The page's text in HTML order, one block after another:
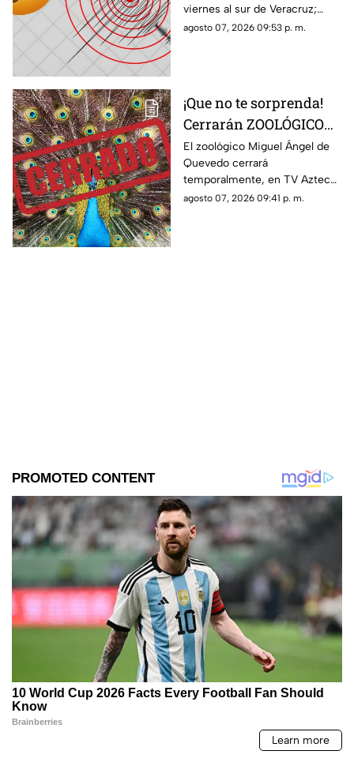
fue la magnitud y
epicentro?
viernes al sur de Veracruz;
habitantes de la zona pudieron
agosto 07, 2026 09:53 p. m.
¡Que no te sorprenda!
Cerrarán ZOOLÓGICO
en Veracruz; ¿será
definitivo?
El zoológico Miguel Ángel de
Quevedo cerrará
temporalmente, en TV Azteca
Veracruz te contamos los
agosto 07, 2026 09:41 p. m.